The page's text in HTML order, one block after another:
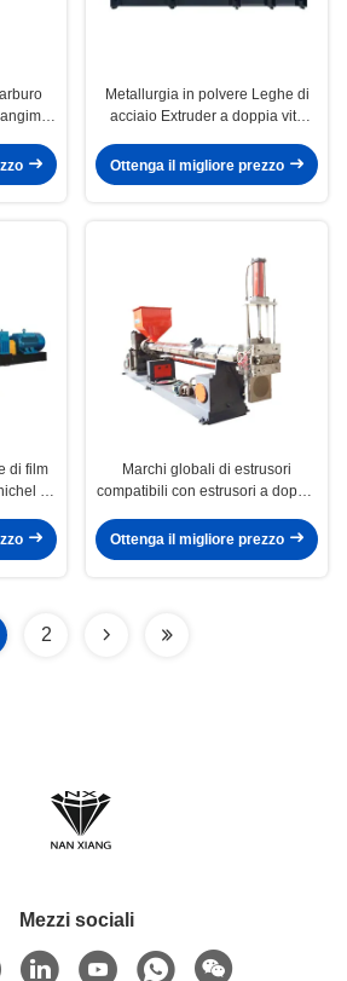
Metallurgia in polvere Leghe di
acciaio Extruder a doppia vite
Φ10 mm Φ500 mm Ottimizzata
per la miscelazione
Ottenga il migliore prezzo
di film
e
Marchi globali di estrusori
compatibili con estrusori a doppia
Φ10mm – Φ500mm
Ottenga il migliore prezzo
2
Mezzi sociali